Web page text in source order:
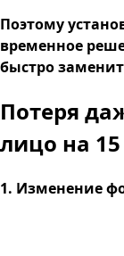
Поэтому
временное
быстро
Потеря
лицо на 15
1. Изменение